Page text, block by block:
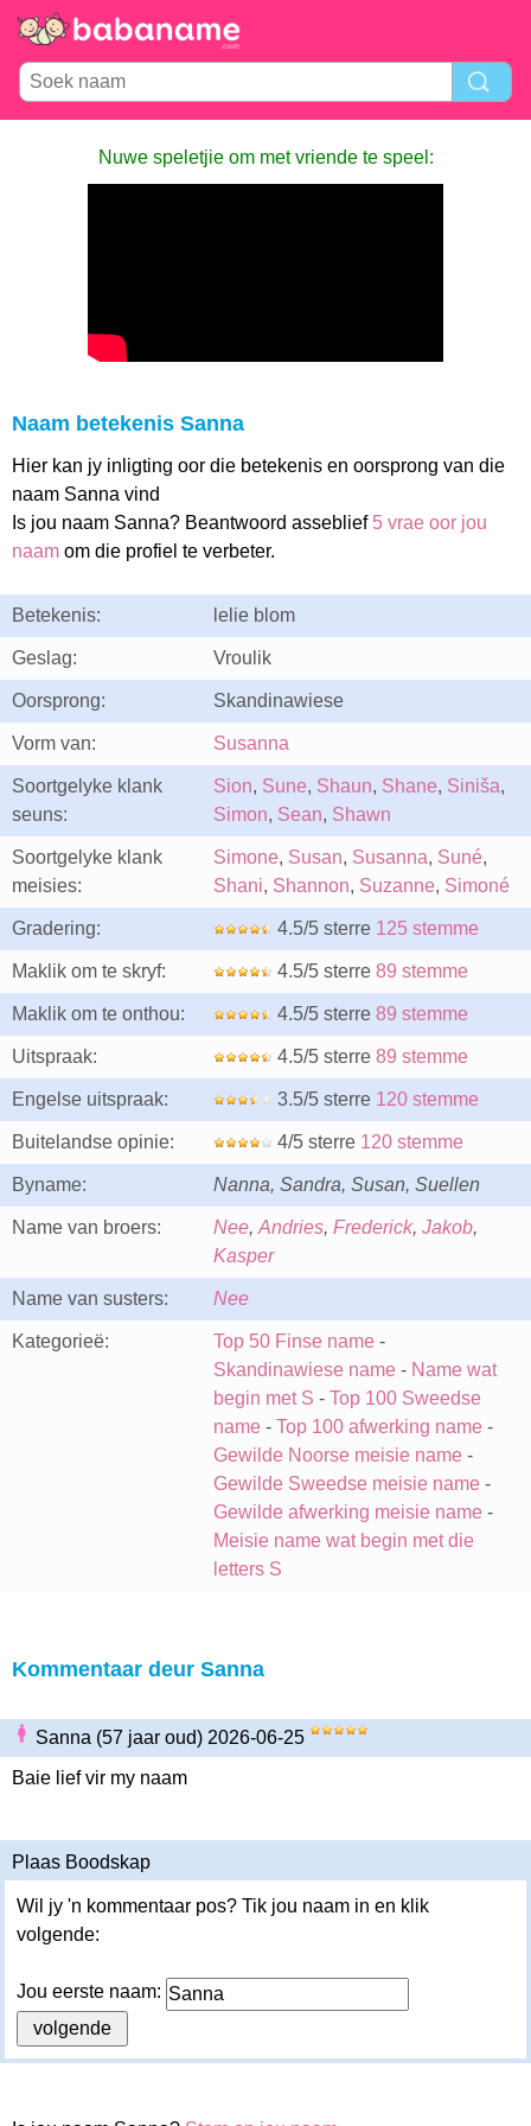
Nuwe speletjie om met vriende te speel:
Naam betekenis Sanna
Hier kan jy inligting oor die betekenis en oorsprong van die
naam Sanna vind
Is jou naam Sanna? Beantwoord asseblief 5 vrae oor jou
naam om die profiel te verbeter.
Betekenis: lelie blom
Geslag: Vroulik
Oorsprong: Skandinawiese
Vorm van: Susanna
Soortgelyke klank
seuns:
Sion, Sune, Shaun, Shane, Siniša,
Simon, Sean, Shawn
Soortgelyke klank
meisies:
Simone, Susan, Susanna, Suné,
Shani, Shannon, Suzanne, Simoné
Gradering: 4.5/5 sterre 125 stemme
Maklik om te skryf: 4.5/5 sterre 89 stemme
Maklik om te onthou: 4.5/5 sterre 89 stemme
Uitspraak: 4.5/5 sterre 89 stemme
Engelse uitspraak: 3.5/5 sterre 120 stemme
Buitelandse opinie: 4/5 sterre 120 stemme
Byname: Nanna, Sandra, Susan, Suellen
Name van broers: Nee, Andries, Frederick, Jakob,
Kasper
Name van susters: Nee
Kategorieë: Top 50 Finse name -
Skandinawiese name - Name wat
begin met S - Top 100 Sweedse
name - Top 100 afwerking name -
Gewilde Noorse meisie name -
Gewilde Sweedse meisie name -
Gewilde afwerking meisie name -
Meisie name wat begin met die
letters S
Kommentaar deur Sanna
Sanna (57 jaar oud) 2026-06-25
Baie lief vir my naam
Plaas Boodskap
Wil jy 'n kommentaar pos? Tik jou naam in en klik
volgende:
Jou eerste naam: